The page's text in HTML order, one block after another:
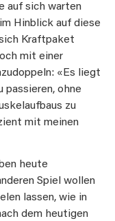
auf sich warten
Hinblick auf diese
Kraftpaket
mit einer
«Es liegt
passieren, ohne
zu
mit meinen
heute
Spiel wollen
lassen, wie in
dem heutigen